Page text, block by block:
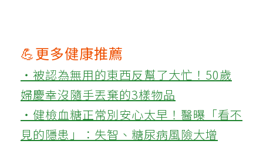
💪更多健康推薦
‧被認為無用的東西反幫了大忙！50歲
婦慶幸沒隨手丟棄的3樣物品
‧健檢血糖正常別安心太早！醫曝「看不
見的隱患」：失智、糖尿病風險大增